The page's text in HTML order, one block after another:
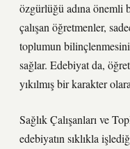
özgürlüğü adına önemli
çalışan öğretmenler,
toplumun
sağlar. Edebiyat da,
yıkılmış bir karakter
Sağlık Çalışanları ve
edebiyatın sıklıkla